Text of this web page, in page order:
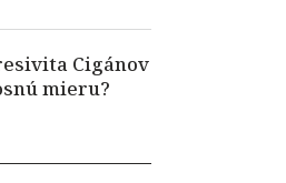
Cigánov
mieru?